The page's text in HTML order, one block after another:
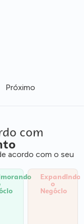
Próximo
com
acordo com o seu
Expandindo
o
Negócio